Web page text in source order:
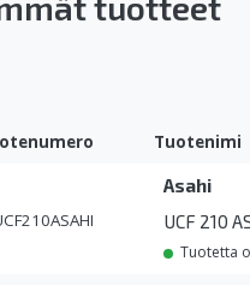
Tuotenimi
Asahi
UCF 210
Tuotetta